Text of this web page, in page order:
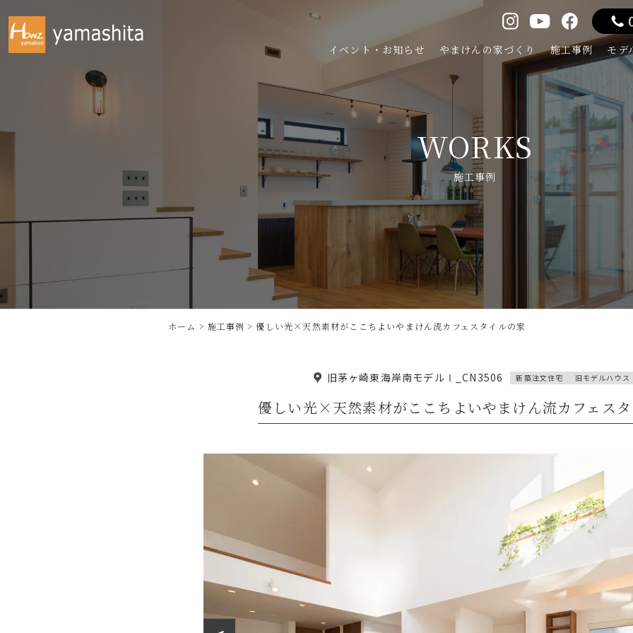
イベント・お知らせ やまけんの家づくり 施工事例 モデ
WORKS
施工事例
ホーム 施工事例 優しい光×天然素材がここちよいやまけん流カフェスタイルの家
旧茅ヶ崎東海岸南モデルⅠ_CN3506 新築注文住宅 旧モデルハウス
優しい光×天然素材がここちよいやまけん流カフェス